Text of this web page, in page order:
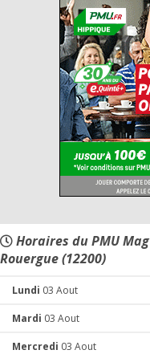
Horaires du PMU
Rouergue (12200)
Lundi 03 Aout
Mardi 03 Aout
Mercredi 03 Aout